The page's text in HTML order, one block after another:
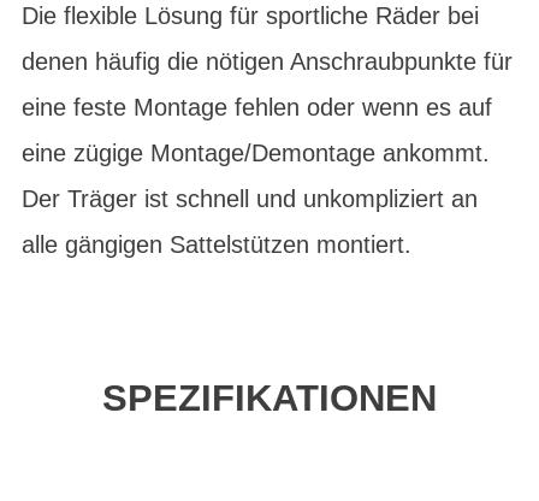
Die flexible Lösung für sportliche Räder bei
denen häufig die nötigen Anschraubpunkte für
eine feste Montage fehlen oder wenn es auf
eine zügige Montage/Demontage ankommt.
Der Träger ist schnell und unkompliziert an
alle gängigen Sattelstützen montiert.
SPEZIFIKATIONEN